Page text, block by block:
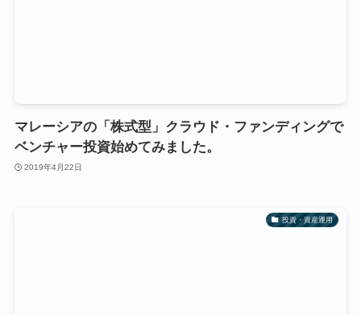
マレーシアの「株式型」クラウド・ファンディングで
ベンチャー投資始めてみました。
2019年4月22日
投資・資産運用